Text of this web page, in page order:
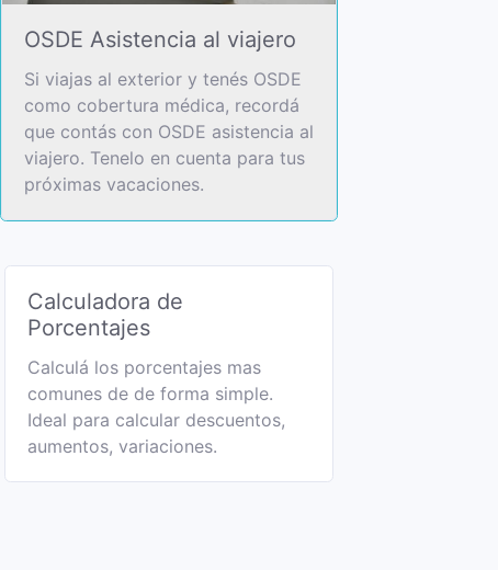
OSDE Asistencia al viajero
Si viajas al exterior y tenés OSDE
como cobertura médica, recordá
que contás con OSDE asistencia al
viajero. Tenelo en cuenta para tus
próximas vacaciones.
Calculadora de
Porcentajes
Calculá los porcentajes mas
comunes de de forma simple.
Ideal para calcular descuentos,
aumentos, variaciones.